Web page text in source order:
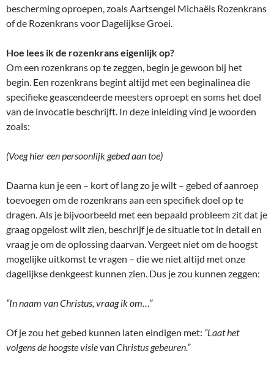
bescherming oproepen, zoals Aartsengel Michaëls Rozenkrans
of de Rozenkrans voor Dagelijkse Groei.
Hoe lees ik de rozenkrans eigenlijk op?
Om een rozenkrans op te zeggen, begin je gewoon bij het
begin. Een rozenkrans begint altijd met een beginalinea die
specifieke geascendeerde meesters oproept en soms het doel
van de invocatie beschrijft. In deze inleiding vind je woorden
zoals:
(Voeg hier een persoonlijk gebed aan toe)
Daarna kun je een – kort of lang zo je wilt – gebed of aanroep
toevoegen om de rozenkrans aan een specifiek doel op te
dragen. Als je bijvoorbeeld met een bepaald probleem zit dat je
graag opgelost wilt zien, beschrijf je de situatie tot in detail en
vraag je om de oplossing daarvan. Vergeet niet om de hoogst
mogelijke uitkomst te vragen – die we niet altijd met onze
dagelijkse denkgeest kunnen zien. Dus je zou kunnen zeggen:
“In naam van Christus, vraag ik om…”
Of je zou het gebed kunnen laten eindigen met: “Laat het
volgens de hoogste visie van Christus gebeuren.”